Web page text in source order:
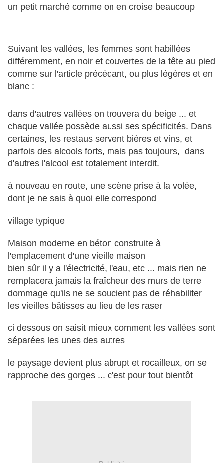
un petit marché comme on en croise beaucoup
Suivant les vallées, les femmes sont habillées
différemment, en noir et couvertes de la tête au pied
comme sur l'article précédant, ou plus légères et en
blanc :
dans d'autres vallées on trouvera du beige ... et
chaque vallée possède aussi ses spécificités. Dans
certaines, les restaus servent bières et vins, et
parfois des alcools forts, mais pas toujours, dans
d'autres l'alcool est totalement interdit.
à nouveau en route, une scène prise à la volée,
dont je ne sais à quoi elle correspond
village typique
Maison moderne en béton construite à
l'emplacement d'une vieille maison
bien sûr il y a l'électricité, l'eau, etc ... mais rien ne
remplacera jamais la fraîcheur des murs de terre
dommage qu'ils ne se soucient pas de réhabiliter
les vieilles bâtisses au lieu de les raser
ci dessous on saisit mieux comment les vallées sont
séparées les unes des autres
le paysage devient plus abrupt et rocailleux, on se
rapproche des gorges ... c'est pour tout bientôt